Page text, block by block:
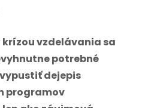
krízou vzdelávania sa
potrebné
dejepis
programov